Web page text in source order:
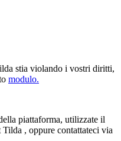
stia violando i vostri diritti,
modulo.
piattaforma, utilizzate il
, oppure contattateci via